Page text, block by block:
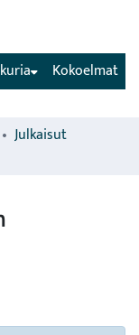
Kokoelmat
Julkaisut